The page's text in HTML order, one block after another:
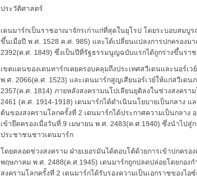
ประวัติศาสตร์
เดนมาร์กเป็นราชอาณาจักรเก่าแก่ที่สุดในยุโรป โดยระบอบสมบู
ขึ้นเมื่อปี พ.ศ. 1528 ค.ศ. 985) และได้เปลี่ยนแปลงการปกครองม
2392(ค.ศ. 1849) ซึ่งเป็นปีที่รัฐธรรมนูญฉบับแรกได้ถูกร่างขึ้นรา
เขตแดนของเดนทาร์กเคยครอบคลุมถึงประเทศสวีเดนและนอร์เว
พ.ศ. 2066(ค.ศ. 1523) และเดนมาร์กสูญเสียนอร์เวย์ให้แก่สวีเด
2357(ค.ศ. 1814) ภายหลังสงครามนโปเลียนยุติลงในช่วงสงครา
2461 (ค.ศ. 1914-1918) เดนมาร์กได้ดำเนินนโยบายเป็นกลาง แ
ต้นของสงครามโลกครั้งที่ 2 เดนมาร์กได้ประกาศความเป็นกลาง
เข้ายึดครองเมื่อวันที่ 9 เมษายน พ.ศ. 2483(ค.ศ.1940) ซึ่งนำไป
ประชาชนชาวเดนมาร์ก
โดยตลอดช่วงสงคราม ฝ่ายเยอรมันได้ตอบโต้ด้วยการเข้าปกครอ
พฤษภาคม พ.ศ. 2488(ค.ศ.1945) เดนมาร์กถูกปลดปล่อยโดยกอง
สงครามโลกครั้งที่ 2 เดนมาร์กได้รับรองความเป็นเอกราชของไ